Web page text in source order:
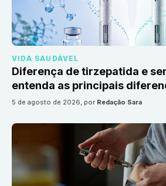
VIDA SAUDÁVEL
Diferença de tirzepatida e
entenda as principais
5 de agosto de 2026, por Redação Sara